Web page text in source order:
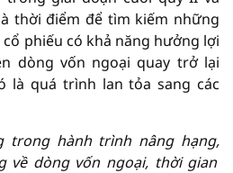
thời điểm để tìm kiếm những
phiếu có khả năng hưởng lợi
dòng vốn ngoại quay trở lại
là quá trình lan tỏa sang các
trong hành trình nâng hạng,
về dòng vốn ngoại, thời gian